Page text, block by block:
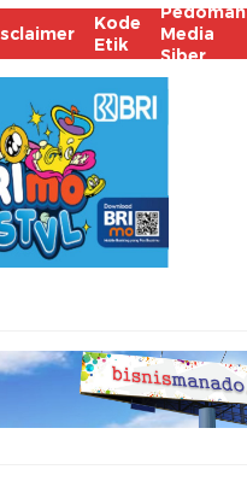
Kode
Etik
Pedoman
Media
Siber